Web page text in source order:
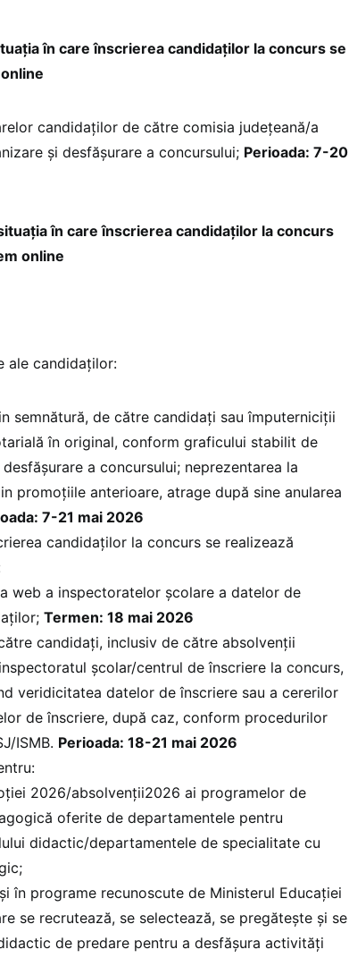
în care înscrierea candidaţilor la concurs se
candidaților de către comisia judeţeană/a
și desfășurare a concursului; Perioada: 7-20
în care înscrierea candidaţilor la concurs
online
ale candidaţilor:
semnătură, de către candidați sau împuterniciții
în original, conform graficului stabilit de
a concursului; neprezentarea la
promoțiile anterioare, atrage după sine anularea
7-21 mai 2026
candidaţilor la concurs se realizează
web a inspectoratelor şcolare a datelor de
Termen: 18 mai 2026
candidaţi, inclusiv de către absolvenții
şcolar/centrul de înscriere la concurs,
veridicitatea datelor de înscriere sau a cererilor
de înscriere, după caz, conform procedurilor
ISMB. Perioada: 18-21 mai 2026
2026/absolvenții2026 ai programelor de
oferite de departamentele pentru
didactic/departamentele de specialitate cu
în programe recunoscute de Ministerul Educației
se recrutează, se selectează, se pregătește și se
de predare pentru a desfăşura activităţi